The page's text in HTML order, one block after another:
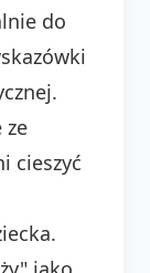
do
ze
cieszyć